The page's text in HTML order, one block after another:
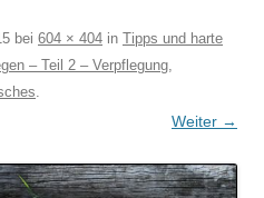
bei 604 × 404 in Tipps und harte
– Teil 2 – Verpflegung,
.
Weiter →